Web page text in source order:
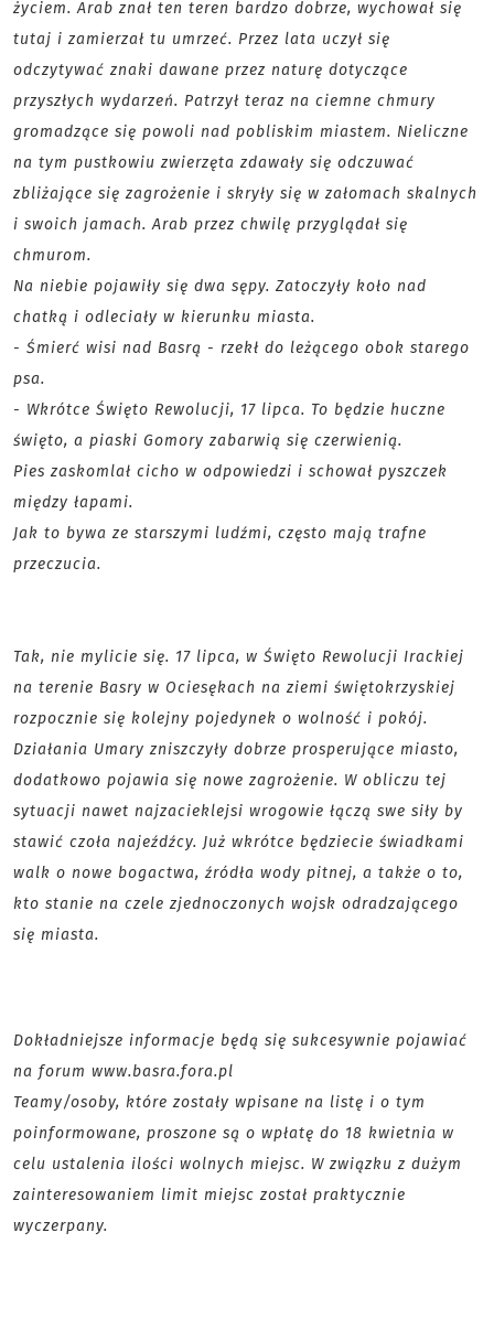
życiem. Arab znał ten teren bardzo dobrze, wychował się
tutaj i zamierzał tu umrzeć. Przez lata uczył się
odczytywać znaki dawane przez naturę dotyczące
przyszłych wydarzeń. Patrzył teraz na ciemne chmury
gromadzące się powoli nad pobliskim miastem. Nieliczne
na tym pustkowiu zwierzęta zdawały się odczuwać
zbliżające się zagrożenie i skryły się w załomach skalnych
i swoich jamach. Arab przez chwilę przyglądał się
chmurom.
Na niebie pojawiły się dwa sępy. Zatoczyły koło nad
chatką i odleciały w kierunku miasta.
- Śmierć wisi nad Basrą - rzekł do leżącego obok starego
psa.
- Wkrótce Święto Rewolucji, 17 lipca. To będzie huczne
święto, a piaski Gomory zabarwią się czerwienią.
Pies zaskomlał cicho w odpowiedzi i schował pyszczek
między łapami.
Jak to bywa ze starszymi ludźmi, często mają trafne
przeczucia.
Tak, nie mylicie się. 17 lipca, w Święto Rewolucji Irackiej
na terenie Basry w Ociesękach na ziemi świętokrzyskiej
rozpocznie się kolejny pojedynek o wolność i pokój.
Działania Umary zniszczyły dobrze prosperujące miasto,
dodatkowo pojawia się nowe zagrożenie. W obliczu tej
sytuacji nawet najzacieklejsi wrogowie łączą swe siły by
stawić czoła najeźdźcy. Już wkrótce będziecie świadkami
walk o nowe bogactwa, źródła wody pitnej, a także o to,
kto stanie na czele zjednoczonych wojsk odradzającego
się miasta.
Dokładniejsze informacje będą się sukcesywnie pojawiać
na forum www.basra.fora.pl
Teamy/osoby, które zostały wpisane na listę i o tym
poinformowane, proszone są o wpłatę do 18 kwietnia w
celu ustalenia ilości wolnych miejsc. W związku z dużym
zainteresowaniem limit miejsc został praktycznie
wyczerpany.